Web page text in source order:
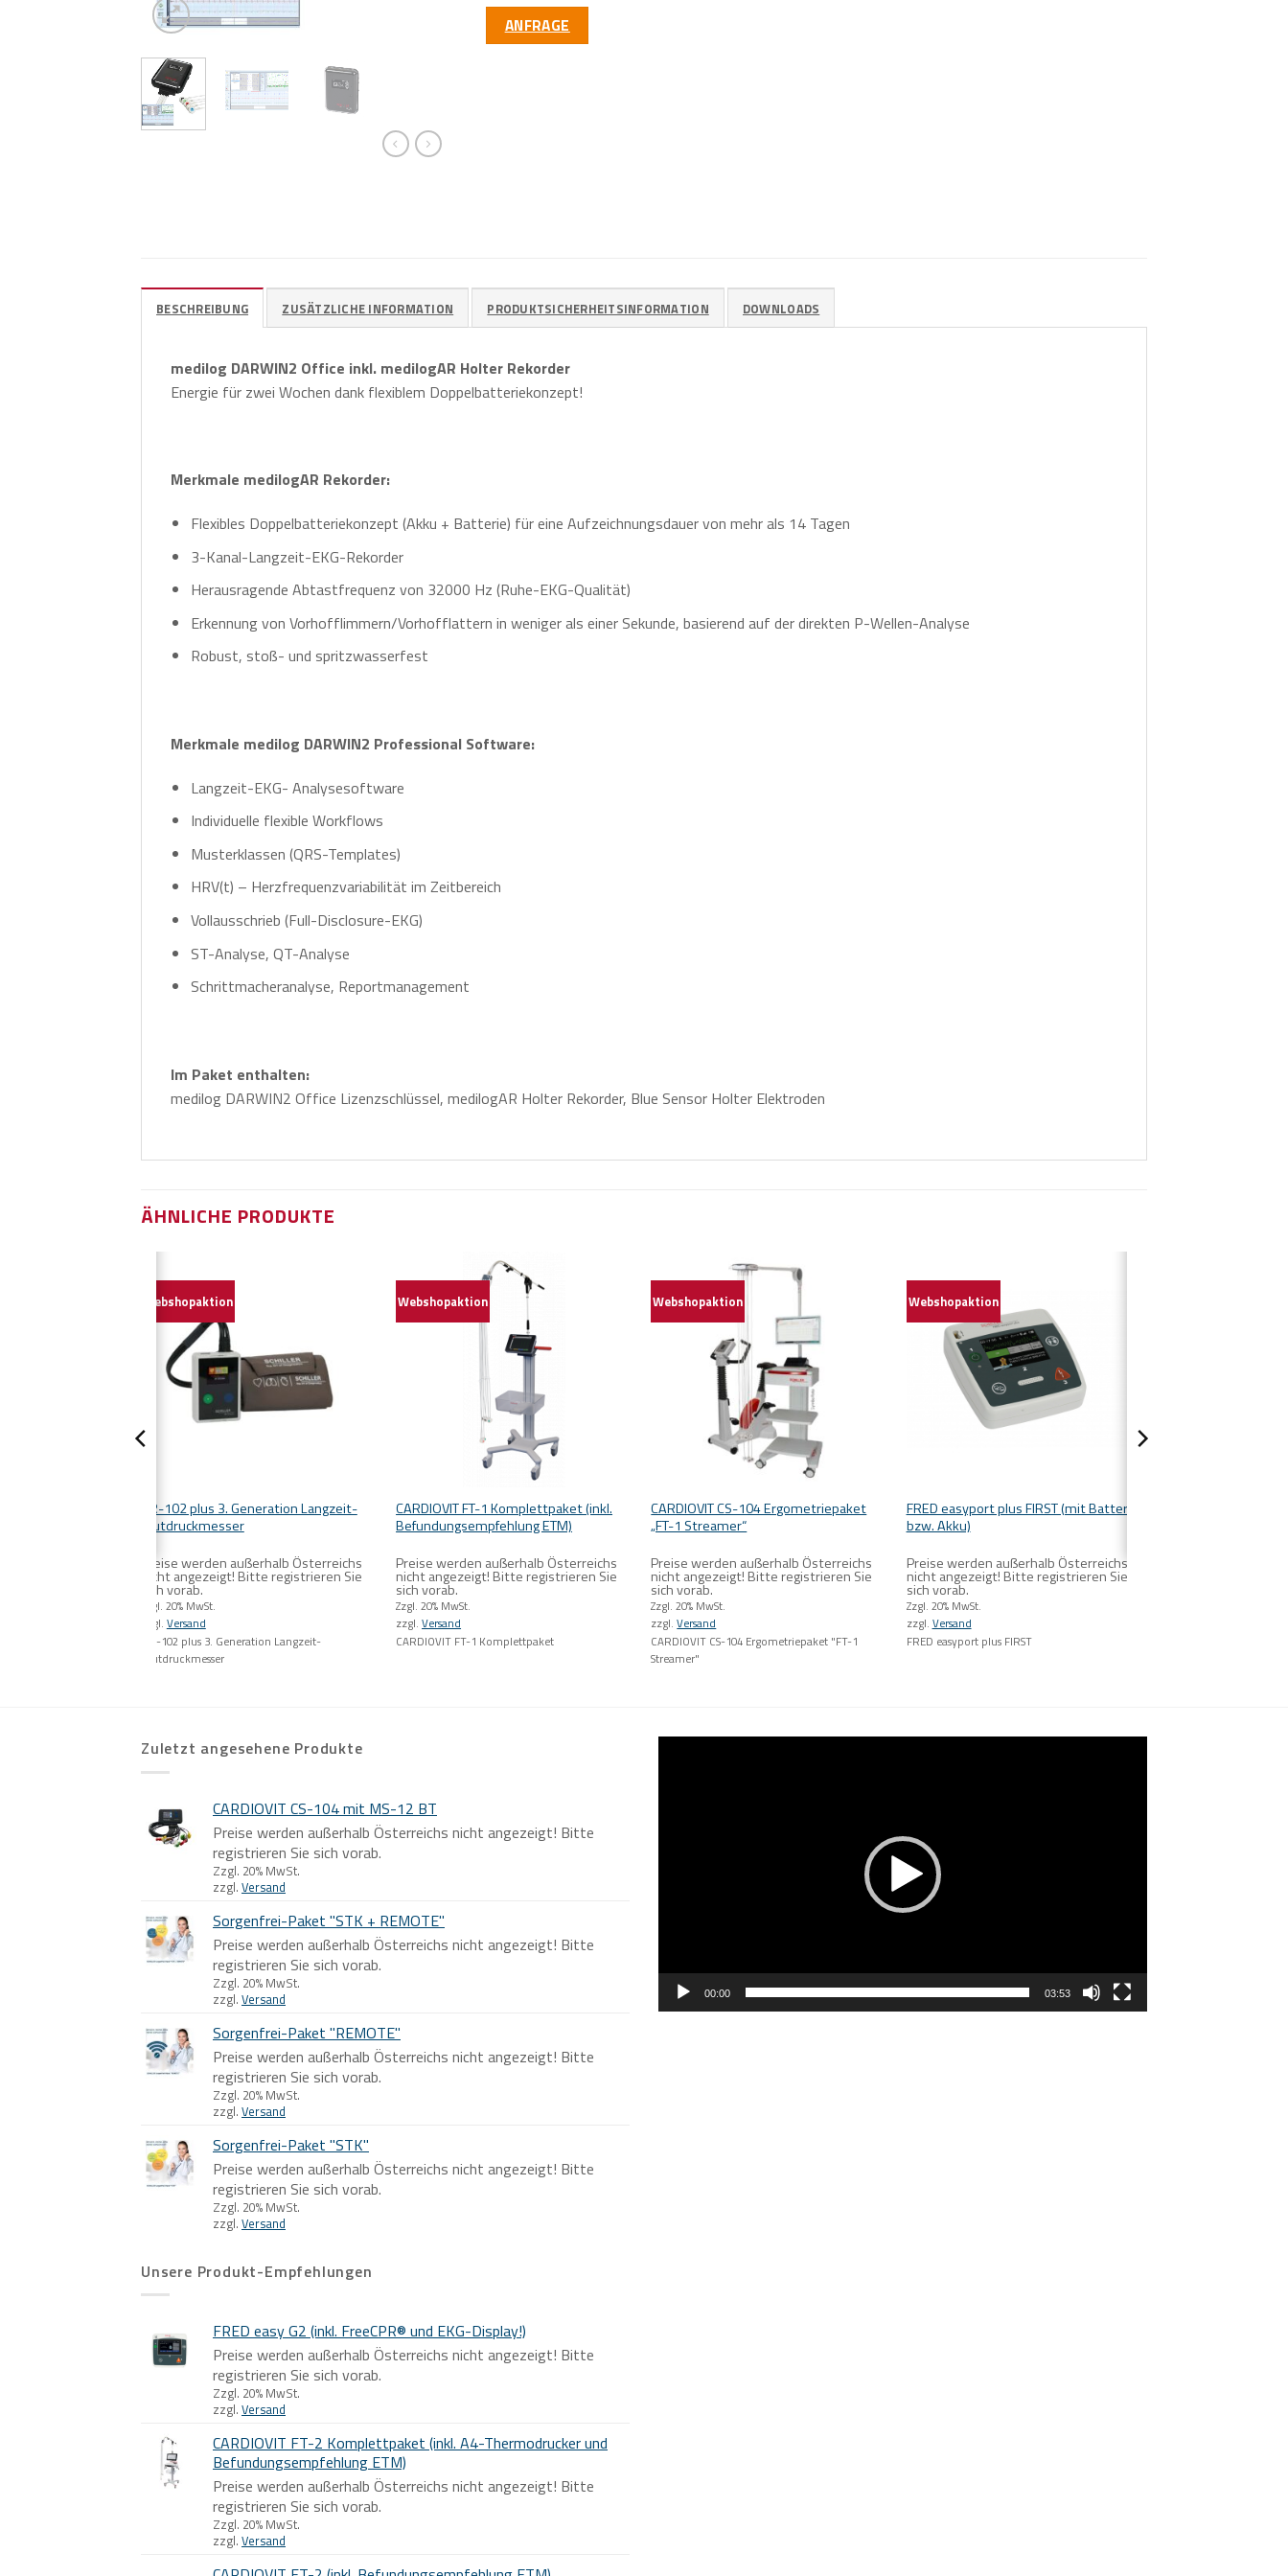
ANFRAGE
BESCHREIBUNG ZUSÄTZLICHE INFORMATION PRODUKTSICHERHEITSINFORMATION DOWNLOADS
medilog DARWIN2 Office inkl. medilogAR Holter Rekorder
Energie für zwei Wochen dank flexiblem Doppelbatteriekonzept!
Merkmale medilogAR Rekorder:
Flexibles Doppelbatteriekonzept (Akku + Batterie) für eine Aufzeichnungsdauer von mehr als 14 Tagen
3-Kanal-Langzeit-EKG-Rekorder
Herausragende Abtastfrequenz von 32000 Hz (Ruhe-EKG-Qualität)
Erkennung von Vorhofflimmern/Vorhofflattern in weniger als einer Sekunde, basierend auf der direkten P-Wellen-Analyse
Robust, stoß- und spritzwasserfest
Merkmale medilog DARWIN2 Professional Software:
Langzeit-EKG- Analysesoftware
Individuelle flexible Workflows
Musterklassen (QRS-Templates)
HRV(t) – Herzfrequenzvariabilität im Zeitbereich
Vollausschrieb (Full-Disclosure-EKG)
ST-Analyse, QT-Analyse
Schrittmacheranalyse, Reportmanagement
Im Paket enthalten:
medilog DARWIN2 Office Lizenzschlüssel, medilogAR Holter Rekorder, Blue Sensor Holter Elektroden
ÄHNLICHE PRODUKTE
Webshopaktion
BR-102 plus 3. Generation Langzeit-
Blutdruckmesser
Preise werden außerhalb Österreichs
nicht angezeigt! Bitte registrieren Sie
sich vorab.
Zzgl. 20% MwSt.
zzgl. Versand
BR-102 plus 3. Generation Langzeit-
Blutdruckmesser
Webshopaktion
CARDIOVIT FT-1 Komplettpaket (inkl.
Befundungsempfehlung ETM)
Preise werden außerhalb Österreichs
nicht angezeigt! Bitte registrieren Sie
sich vorab.
Zzgl. 20% MwSt.
zzgl.Versand
CARDIOVIT FT-1 Komplettpaket
Webshopaktion
CARDIOVIT CS-104 Ergometriepaket
„FT-1 Streamer“
Preise werden außerhalb Österreichs
nicht angezeigt! Bitte registrieren Sie
sich vorab.
Zzgl. 20% MwSt.
zzgl.Versand
CARDIOVIT CS-104 Ergometriepaket "FT-1
Streamer"
Webshopaktion
FRED easyport plus FIRST (mit Batterie
bzw. Akku)
Preise werden außerhalb Österreichs
nicht angezeigt! Bitte registrieren Sie
sich vorab.
Zzgl. 20% MwSt.
zzgl. Versand
FRED easyport plus FIRST
Zuletzt angesehene Produkte
CARDIOVIT CS-104 mit MS-12 BT
Preise werden außerhalb Österreichs nicht angezeigt! Bitte
registrieren Sie sich vorab.
Zzgl. 20% MwSt.
zzgl. Versand
Sorgenfrei-Paket "STK + REMOTE"
Preise werden außerhalb Österreichs nicht angezeigt! Bitte
registrieren Sie sich vorab.
Zzgl. 20% MwSt.
zzgl. Versand
Sorgenfrei-Paket "REMOTE"
Preise werden außerhalb Österreichs nicht angezeigt! Bitte
registrieren Sie sich vorab.
Zzgl. 20% MwSt.
zzgl. Versand
Sorgenfrei-Paket "STK"
Preise werden außerhalb Österreichs nicht angezeigt! Bitte
registrieren Sie sich vorab.
Zzgl. 20% MwSt.
zzgl. Versand
00:00 03:53
Unsere Produkt-Empfehlungen
FRED easy G2 (inkl. FreeCPR® und EKG-Display!)
Preise werden außerhalb Österreichs nicht angezeigt! Bitte
registrieren Sie sich vorab.
Zzgl. 20% MwSt.
zzgl. Versand
CARDIOVIT FT-2 Komplettpaket (inkl. A4-Thermodrucker und
Befundungsempfehlung ETM)
Preise werden außerhalb Österreichs nicht angezeigt! Bitte
registrieren Sie sich vorab.
Zzgl. 20% MwSt.
zzgl. Versand